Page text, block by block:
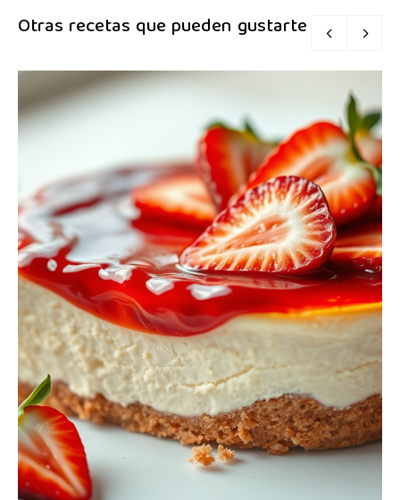
Otras recetas que pueden gustarte